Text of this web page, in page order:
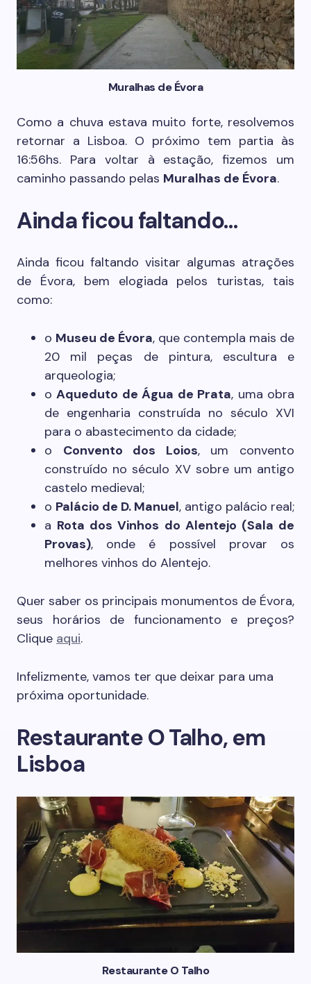
Muralhas de Évora
Como a chuva estava muito forte, resolvemos
retornar a Lisboa. O próximo tem partia às
16:56hs. Para voltar à estação, fizemos um
caminho passando pelas Muralhas de Évora.
Ainda ficou faltando…
Ainda ficou faltando visitar algumas atrações
de Évora, bem elogiada pelos turistas, tais
como:
o Museu de Évora, que contempla mais de
20 mil peças de pintura, escultura e
arqueologia;
oAqueduto de Água de Prata, uma obra
de engenharia construída no século XVI
para o abastecimento da cidade;
o Convento dos Loios, um convento
construído no século XV sobre um antigo
castelo medieval;
o Palácio de D. Manuel, antigo palácio real;
a Rota dos Vinhos do Alentejo (Sala de
Provas), onde é possível provar os
melhores vinhos do Alentejo.
Quer saber os principais monumentos de Évora,
seus horários de funcionamento e preços?
Clique aqui.
Infelizmente, vamos ter que deixar para uma
próxima oportunidade.
Restaurante O Talho, em
Lisboa
Restaurante O Talho